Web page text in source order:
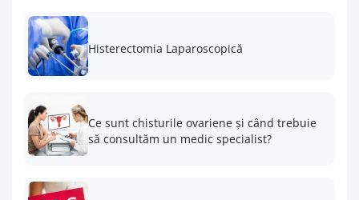
Histerectomia Laparoscopică
Ce sunt chisturile ovariene și când trebuie
să consultăm un medic specialist?